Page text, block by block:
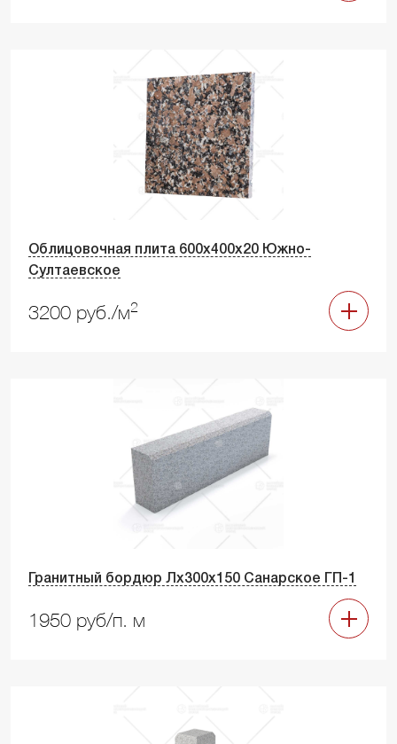
Облицовочная плита 600х400х20 Южно-
Султаевское
3200 руб./м2
Гранитный бордюр Лх300х150 Санарское ГП-1
1950 руб/п. м